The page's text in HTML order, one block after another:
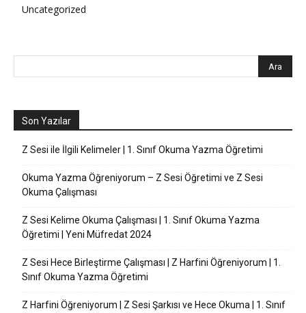
Uncategorized
Son Yazılar
Z Sesi ile İlgili Kelimeler | 1. Sınıf Okuma Yazma Öğretimi
Okuma Yazma Öğreniyorum – Z Sesi Öğretimi ve Z Sesi
Okuma Çalışması
Z Sesi Kelime Okuma Çalışması | 1. Sınıf Okuma Yazma
Öğretimi | Yeni Müfredat 2024
Z Sesi Hece Birleştirme Çalışması | Z Harfini Öğreniyorum | 1.
Sınıf Okuma Yazma Öğretimi
Z Harfini Öğreniyorum | Z Sesi Şarkısı ve Hece Okuma | 1. Sınıf